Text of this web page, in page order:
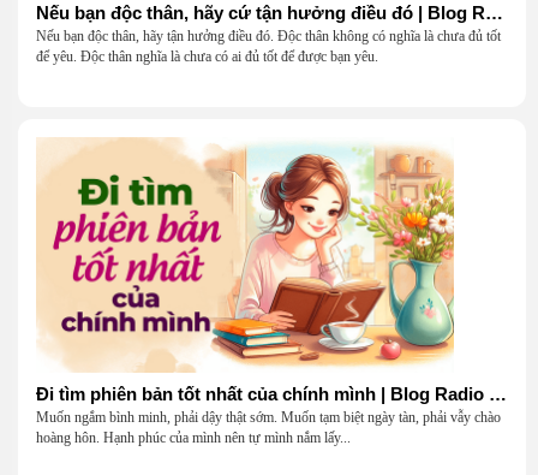
Nếu bạn độc thân, hãy cứ tận hưởng điều đó | Blog Radio 904
Nếu bạn độc thân, hãy tận hưởng điều đó. Độc thân không có nghĩa là chưa đủ tốt
để yêu. Độc thân nghĩa là chưa có ai đủ tốt để được bạn yêu.
Đi tìm phiên bản tốt nhất của chính mình | Blog Radio 903
Muốn ngắm bình minh, phải dậy thật sớm. Muốn tạm biệt ngày tàn, phải vẫy chào
hoàng hôn. Hạnh phúc của mình nên tự mình nắm lấy...